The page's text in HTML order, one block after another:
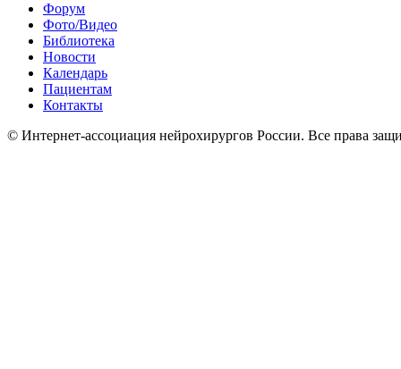
Форум
Фото/Видео
Библиотека
Новости
Календарь
Пациентам
Контакты
© Интернет-ассоциация нейрохирургов России. Все права